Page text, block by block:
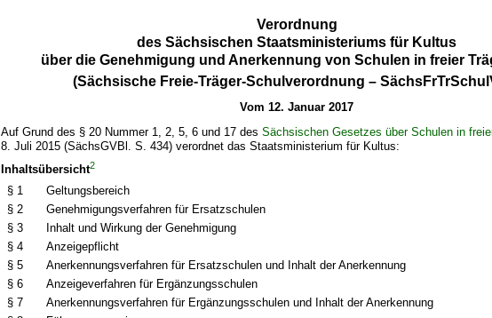
Verordnung
des Sächsischen Staatsministeriums für Kultus
über die Genehmigung und Anerkennung von Schulen in freier
(Sächsische Freie-Träger-Schulverordnung –
Vom 12. Januar 2017
Auf Grund des § 20 Nummer 1, 2, 5, 6 und 17 desSächsischen Gesetzes über Schulen in
8. Juli 2015 (SächsGVBl. S. 434) verordnet das Staatsministerium für Kultus:
Inhaltsübersicht2
§ 1
Geltungsbereich
§ 2
Genehmigungsverfahren für Ersatzschulen
§ 3
Inhalt und Wirkung der Genehmigung
§ 4
Anzeigepflicht
§ 5
Anerkennungsverfahren für Ersatzschulen und Inhalt der Anerkennung
§ 6
Anzeigeverfahren für Ergänzungsschulen
§ 7
Anerkennungsverfahren für Ergänzungsschulen und Inhalt der Anerkennung